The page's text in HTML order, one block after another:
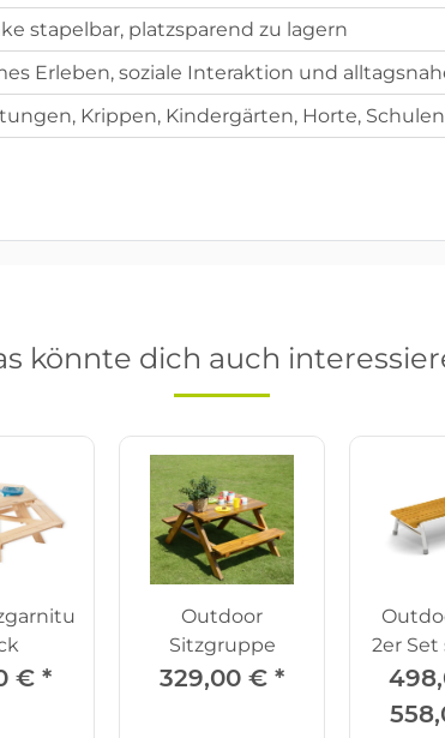
stapelbar, platzsparend zu lagern
Erleben, soziale Interaktion und
Krippen, Kindergärten, Horte,
könnte dich auch
€ *
Outdoor
Sitzgruppe
329,00 € *
2er